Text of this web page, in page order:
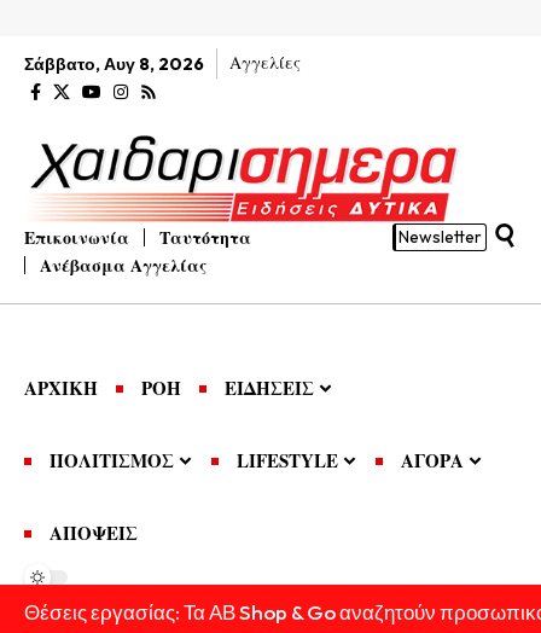
Σάββατο, Αυγ 8, 2026 Αγγελίες
Επικοινωνία
Ταυτότητα
Ανέβασμα Αγγελίας
Newsletter
ΑΡΧΙΚΗ ΡΟΗ ΕΙΔΗΣΕΙΣ
ΠΟΛΙΤΙΣΜΟΣ LIFESTYLE ΑΓΟΡΑ
ΑΠΟΨΕΙΣ
Θέσεις εργασίας: Τα ΑΒ Shop & Go αναζητούν